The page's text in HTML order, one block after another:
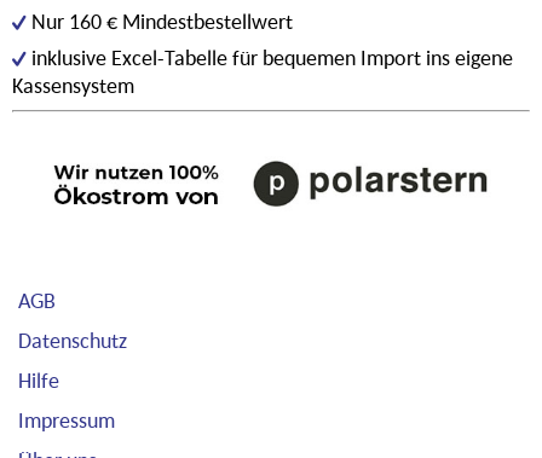
Nur 160 € Mindestbestellwert
inklusive Excel-Tabelle für bequemen Import ins eigene
Kassensystem
AGB
Datenschutz
Hilfe
Impressum